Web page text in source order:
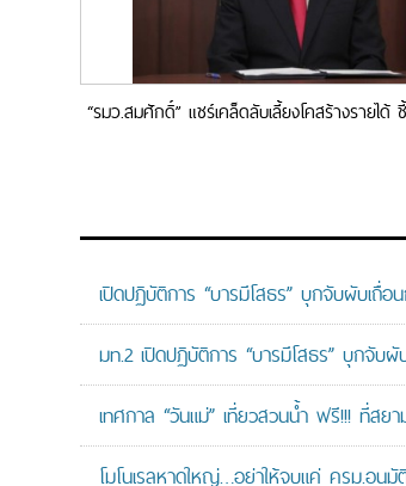
“รมว.สมศักดิ์” แชร์เคล็ดลับเลี้ยงโคสร้างรายได้
เปิดปฏิบัติการ “บารมีโสธร” บุกจับผับเถื่อ
มท.2 เปิดปฏิบัติการ “บารมีโสธร” บุกจับ
เทศกาล “วันแม่” เที่ยวสวนน้ำ ฟรี!!! ที่สยา
โมโนเรลหาดใหญ่…อย่าให้จบแค่ ครม.อนุมั